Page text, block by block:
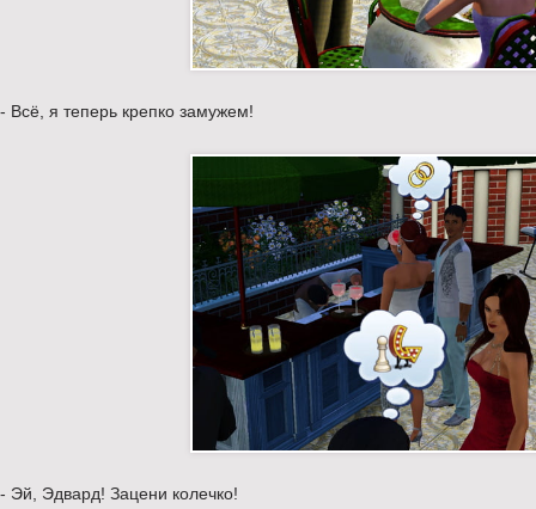
- Всё, я теперь крепко замужем!
- Эй, Эдвард! Зацени колечко!